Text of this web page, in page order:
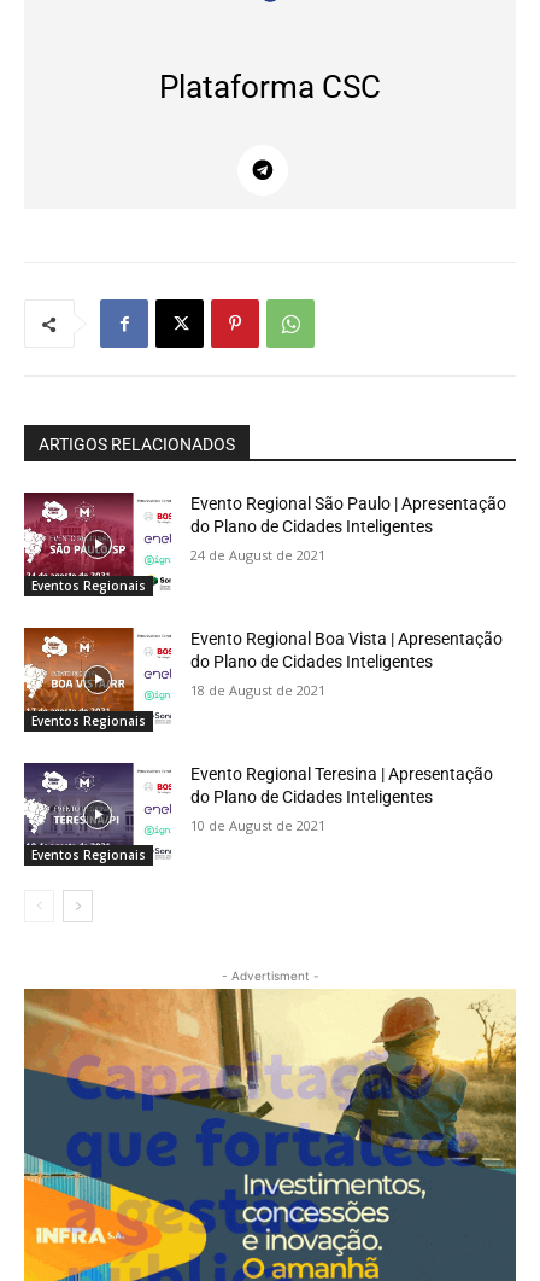
Plataforma CSC
ARTIGOS RELACIONADOS
Eventos Regionais
Evento Regional São Paulo | Apresentação
do Plano de Cidades Inteligentes
24 de August de 2021
Eventos Regionais
Evento Regional Boa Vista | Apresentação
do Plano de Cidades Inteligentes
18 de August de 2021
Eventos Regionais
Evento Regional Teresina | Apresentação
do Plano de Cidades Inteligentes
10 de August de 2021
- Advertisment -